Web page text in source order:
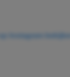
Instagram bekijken